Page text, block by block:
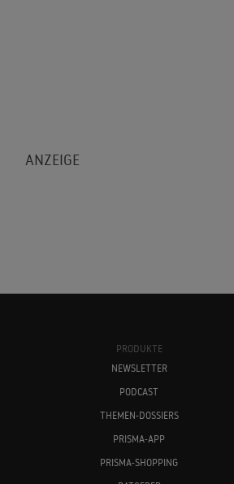
PRODUKTE
NEWSLETTER
PODCAST
THEMEN-DOSSIERS
PRISMA-APP
PRISMA-SHOPPING